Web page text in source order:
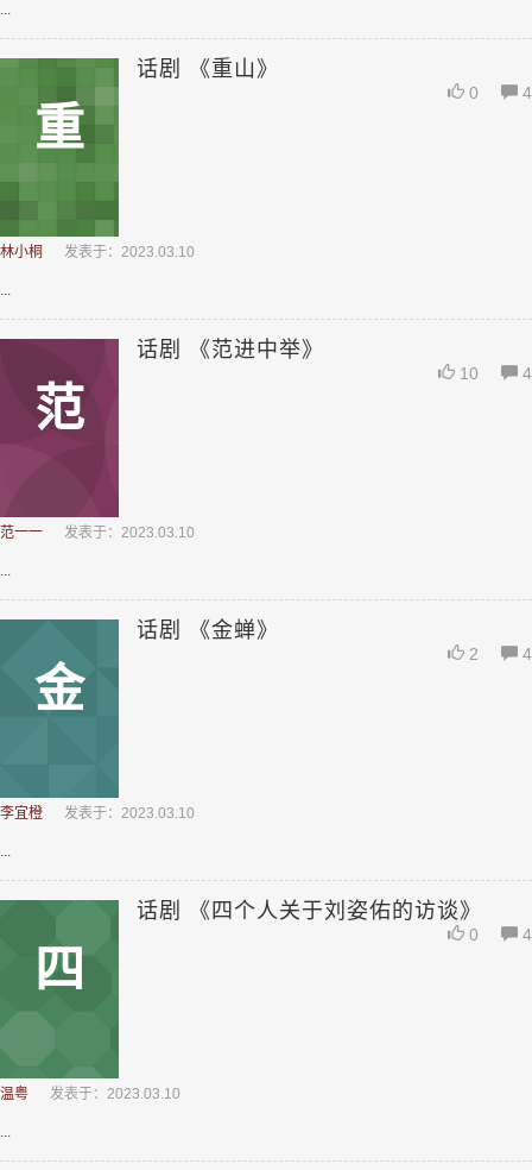
...
重
话剧 《重山》
0 4
林小桐 发表于：2023.03.10
...
范
话剧 《范进中举》
10 4
范一一 发表于：2023.03.10
...
金
话剧 《金蝉》
2 4
李宜橙 发表于：2023.03.10
...
四
话剧 《四个人关于刘姿佑的访谈》
0 4
温粤 发表于：2023.03.10
...